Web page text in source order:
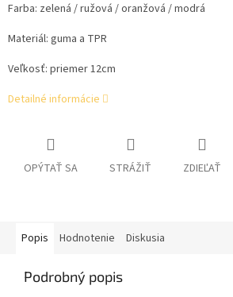
Farba: zelená / ružová / oranžová / modrá
Materiál: guma a TPR
Veľkosť: priemer 12cm
Detailné informácie
OPÝTAŤ SA STRÁŽIŤ ZDIEĽAŤ
Popis Hodnotenie Diskusia
Podrobný popis